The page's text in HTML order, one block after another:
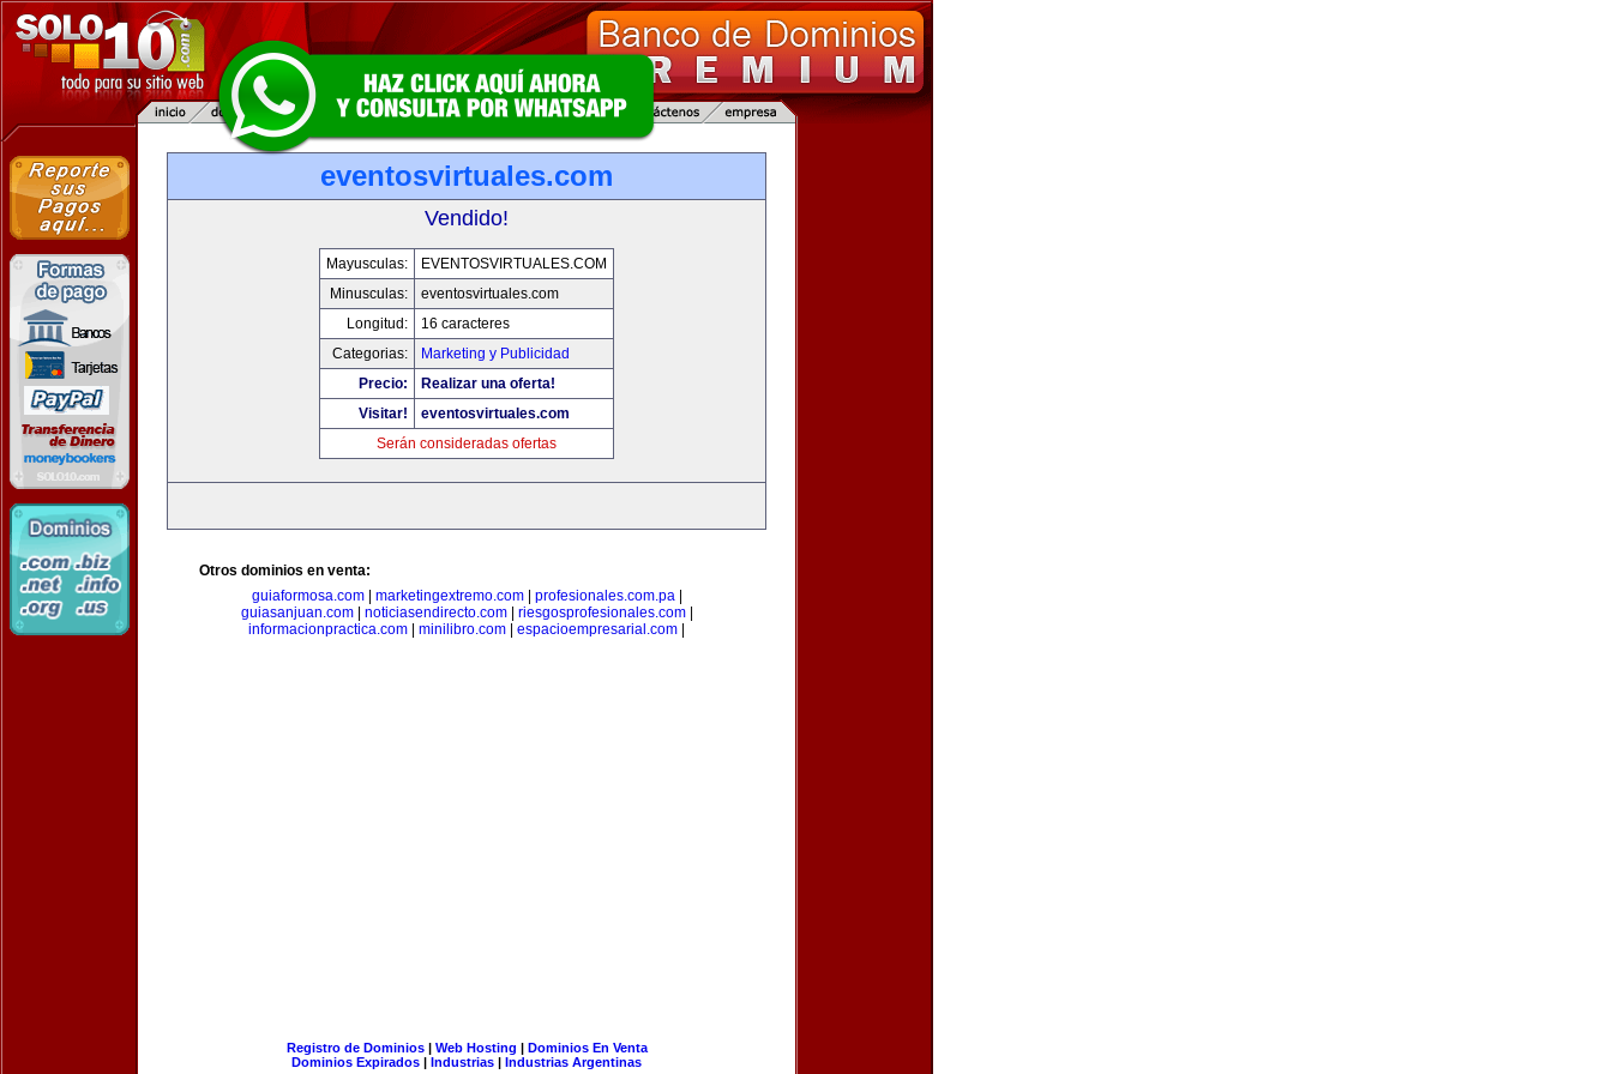
eventosvirtuales.com
Vendido!
Mayusculas:
EVENTOSVIRTUALES.COM
Minusculas:
eventosvirtuales.com
Longitud:
16 caracteres
Categorias:
Marketing y Publicidad
Precio:
Realizar una oferta!
Visitar!
eventosvirtuales.com
Serán consideradas ofertas
Otros dominios en venta:
guiaformosa.com| marketingextremo.com| profesionales.com.pa|
guiasanjuan.com| noticiasendirecto.com| riesgosprofesionales.com|
informacionpractica.com
minilibro.com espacioempresarial.com
Registro de Dominios| Web Hosting | Dominios En Venta
Dominios Expirados | Industrias | Industrias Argentinas